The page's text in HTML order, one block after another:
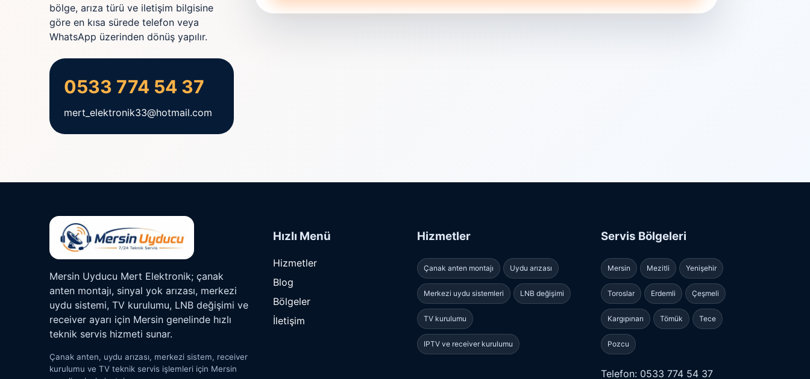
bölge, arıza türü ve iletişim bilgisine
göre en kısa sürede telefon veya
WhatsApp üzerinden dönüş yapılır.
0533 774 54 37
mert_elektronik33@hotmail.com
Mersin Uyducu Mert Elektronik; çanak
anten montajı, sinyal yok arızası, merkezi
uydu sistemi, TV kurulumu, LNB değişimi ve
receiver ayarı için Mersin genelinde hızlı
teknik servis hizmeti sunar.
Çanak anten, uydu arızası, merkezi sistem, receiver
kurulumu ve TV teknik servis işlemleri için Mersin
Hızlı Menü
Hizmetler
Blog
Bölgeler
İletişim
Hizmetler
Çanak anten montajı Uydu arızası
Merkezi uydu sistemleri LNB değişimi
TV kurulumu
IPTV ve receiver kurulumu
Servis Bölgeleri
Mersin Mezitli Yenişehir
Toroslar Erdemli Çeşmeli
Kargıpınarı Tömük Tece
Pozcu
Telefon: 0533 774 54 37